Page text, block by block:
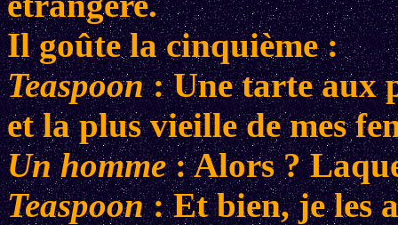
Il goûte la cinquième :
Teaspoon: Une tarte aux
et la plus vieille de mes
Un homme: Alors ?
Teaspoon: Et bien, je les